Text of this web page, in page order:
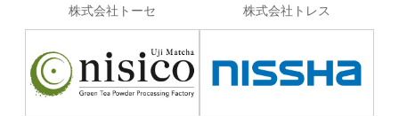
株式会社トーセ 株式会社トレス